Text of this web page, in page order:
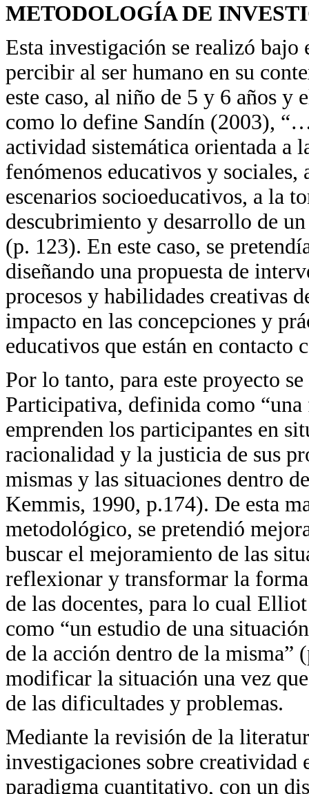
METODOLOGÍA DE
Esta investigación se realizó
percibir al ser humano en su
este caso, al niño de 5 y 6 años y
como lo define Sandín (2003),
actividad sistemática orientada a
fenómenos educativos y
escenarios socioeducativos, a la
descubrimiento y desarrollo de
(p. 123). En este caso, se
diseñando una propuesta de
procesos y habilidades creativas
impacto en las concepciones y
educativos que están en contacto
Por lo tanto, para este proyecto
Participativa, definida como
emprenden los participantes en
racionalidad y la justicia de sus
mismas y las situaciones dentro
Kemmis, 1990, p.174). De esta
metodológico, se pretendió
buscar el mejoramiento de las
reflexionar y transformar la
de las docentes, para lo cual
como “un estudio de una
de la acción dentro de la misma”
modificar la situación una vez
de las dificultades y problemas.
Mediante la revisión de la
investigaciones sobre creatividad
paradigma cuantitativo, con un